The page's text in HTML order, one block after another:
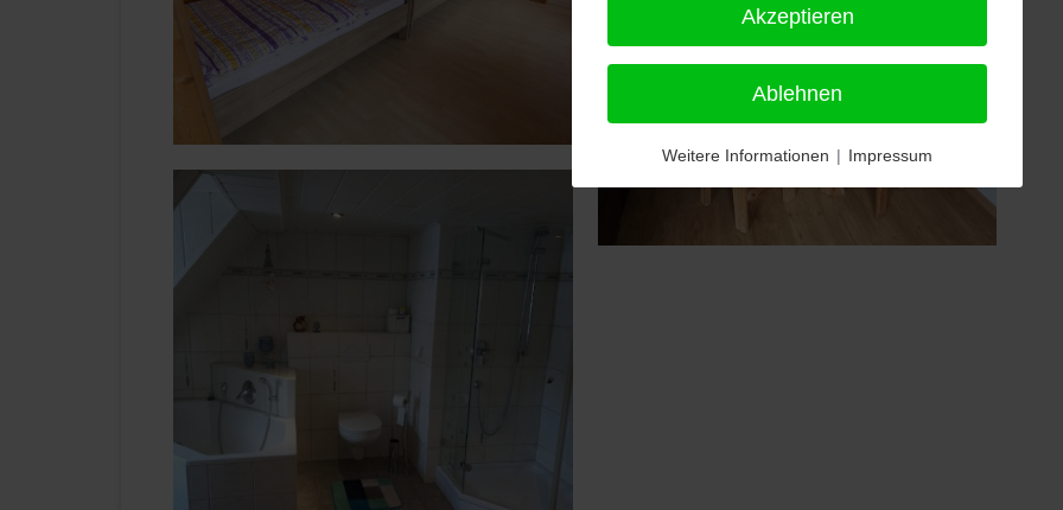
Akzeptieren
Ablehnen
Weitere Informationen | Impressum